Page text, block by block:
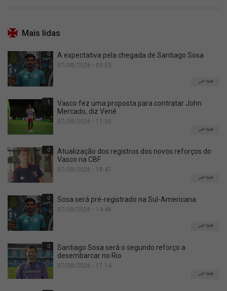
Mais lidas
0 A expectativa pela chegada de Santiago Sosa
07/08/2026 • 09:53
TOP
1
Vasco fez uma proposta para contratar John
Mercado, diz Venê
07/08/2026 • 11:50
TOP
0
Atualização dos registros dos novos reforços do
Vasco na CBF
07/08/2026 • 18:47
TOP
0 Sosa será pré-registrado na Sul-Americana
07/08/2026 • 14:46
TOP
0
Santiago Sosa será o segundo reforço a
desembarcar no Rio
07/08/2026 • 17:14
TOP